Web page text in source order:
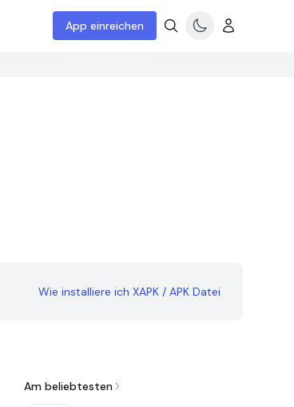
App einreichen
Wie installiere ich XAPK / APK Datei
Am beliebtesten